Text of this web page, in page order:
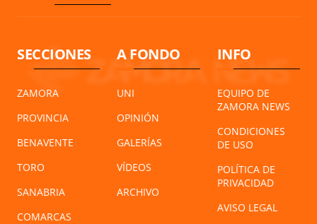
SECCIONES
ZAMORA
PROVINCIA
BENAVENTE
TORO
SANABRIA
COMARCAS
A FONDO
UNI
OPINIÓN
GALERÍAS
VÍDEOS
ARCHIVO
INFO
EQUIPO DE
ZAMORA NEWS
CONDICIONES
DE USO
POLÍTICA DE
PRIVACIDAD
AVISO LEGAL